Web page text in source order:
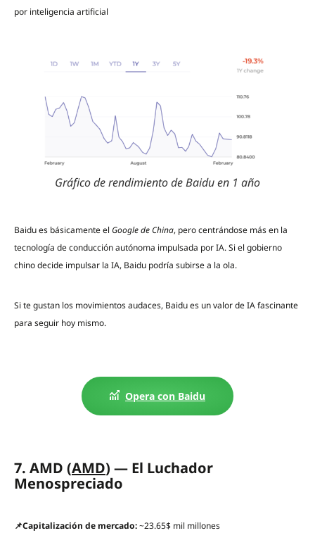
por inteligencia artificial
Gráfico de rendimiento de Baidu en 1 año
Baidu es básicamente el Google de China, pero centrándose más en la
tecnología de conducción autónoma impulsada por IA. Si el gobierno
chino decide impulsar la IA, Baidu podría subirse a la ola.
Si te gustan los movimientos audaces, Baidu es un valor de IA fascinante
para seguir hoy mismo.
Opera con Baidu
7. AMD (AMD) — El Luchador
Menospreciado
📌Capitalización de mercado:~23.65$ mil millones